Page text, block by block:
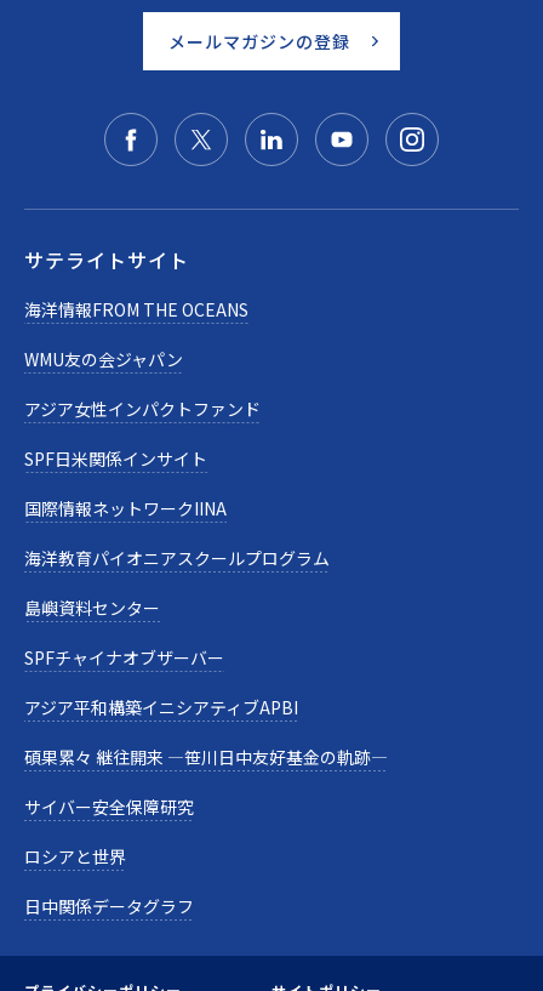
メールマガジンの登録
サテライトサイト
海洋情報FROM THE OCEANS
WMU友の会ジャパン
アジア女性インパクトファンド
SPF日米関係インサイト
国際情報ネットワークIINA
海洋教育パイオニアスクールプログラム
島嶼資料センター
SPFチャイナオブザーバー
アジア平和構築イニシアティブAPBI
碩果累々 継往開来 —笹川日中友好基金の軌跡—
サイバー安全保障研究
ロシアと世界
日中関係データグラフ